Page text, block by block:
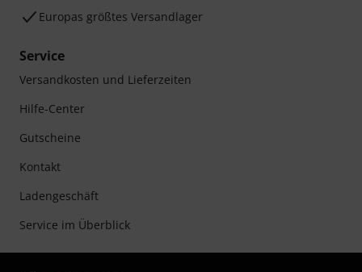
Europas größtes Versandlager
Service
Versandkosten und Lieferzeiten
Hilfe-Center
Gutscheine
Kontakt
Ladengeschäft
Service im Überblick